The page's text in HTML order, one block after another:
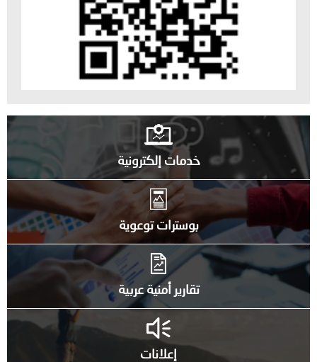
خدمات إلكترونية
بوسترات توعوية
تقارير أمنية عربية
إعلانات